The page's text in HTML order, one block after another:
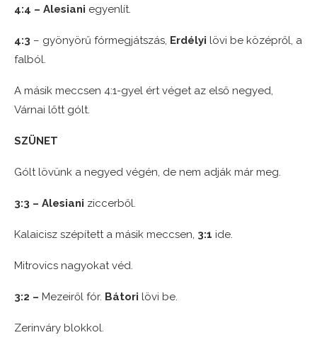
4:4 – Alesiani egyenlít.
4:3 – gyönyörű fórmegjátszás, Erdélyi lövi be középről, a
falból.
A másik meccsen 4:1-gyel ért véget az első negyed,
Várnai lőtt gólt.
SZÜNET
Gólt lövünk a negyed végén, de nem adják már meg.
3:3 – Alesiani ziccerből.
Kalaicisz szépített a másik meccsen, 3:1 ide.
Mitrovics nagyokat véd.
3:2 – Mezeiről fór. Bátori lövi be.
Zerinváry blokkol.